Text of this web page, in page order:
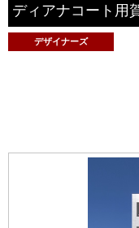
ディアナコート用
デザイナーズ